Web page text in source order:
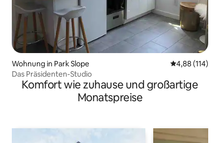
Wohnung in Park Slope
4,88 (114)
Das Präsidenten-Studio
Komfort wie zuhause und großartige
Monatspreise